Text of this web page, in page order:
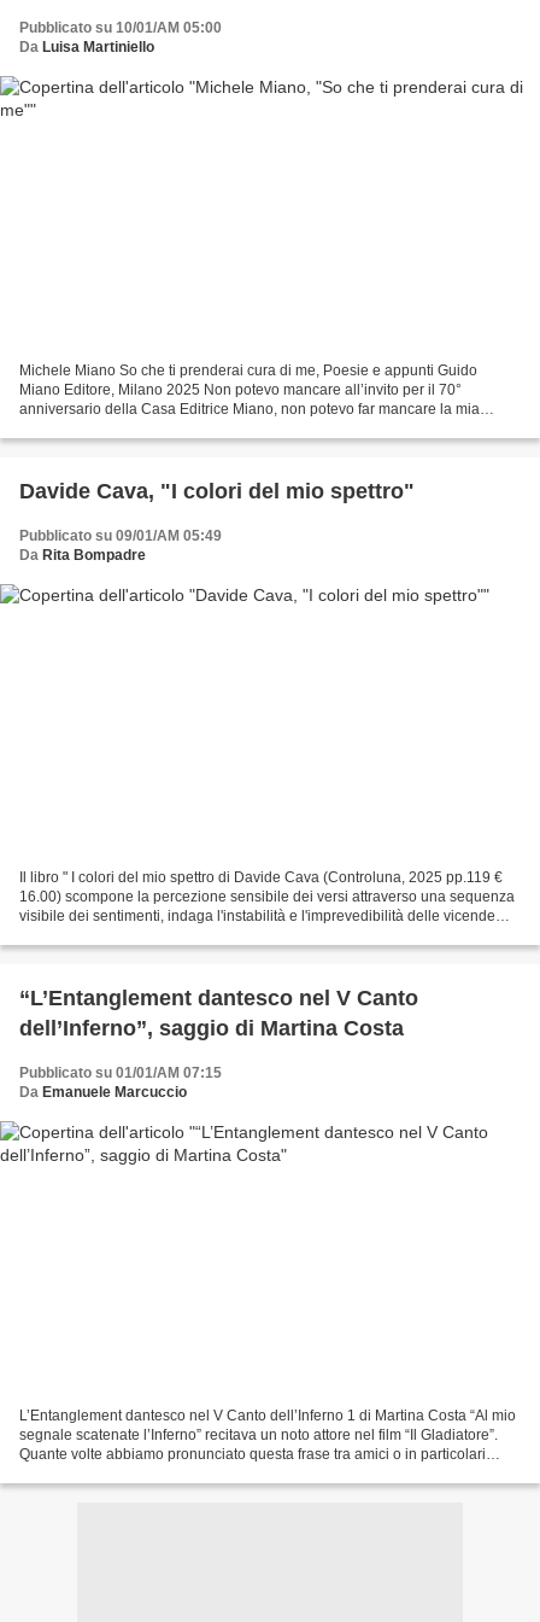
Pubblicato su 10/01/AM 05:00
Da Luisa Martiniello
Michele Miano So che ti prenderai cura di me, Poesie e appunti Guido
Miano Editore, Milano 2025 Non potevo mancare all’invito per il 70°
anniversario della Casa Editrice Miano, non potevo far mancare la mia
Davide Cava, "I colori del mio spettro"
Pubblicato su 09/01/AM 05:49
Da Rita Bompadre
Il libro " I colori del mio spettro di Davide Cava (Controluna, 2025 pp.119 €
16.00) scompone la percezione sensibile dei versi attraverso una sequenza
visibile dei sentimenti, indaga l'instabilità e l'imprevedibilità delle vicende
“L’Entanglement dantesco nel V Canto
dell’Inferno”, saggio di Martina Costa
Pubblicato su 01/01/AM 07:15
Da Emanuele Marcuccio
L’Entanglement dantesco nel V Canto dell’Inferno 1 di Martina Costa “Al mio
segnale scatenate l’Inferno” recitava un noto attore nel film “Il Gladiatore”.
Quante volte abbiamo pronunciato questa frase tra amici o in particolari